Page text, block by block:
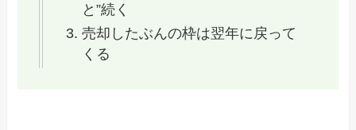
と”続く
売却したぶんの枠は翌年に戻って
くる